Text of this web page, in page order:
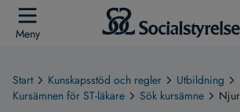
Meny
Start Kunskapsstöd och regler
Utbildning
Kursämnen för ST-läkare
Sök kursämne